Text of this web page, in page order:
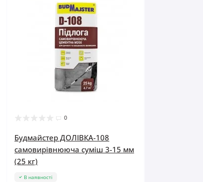
0
Будмайстер ДОЛІВКА-108
самовирівнююча суміш 3-15 мм
(25 кг)
В наявності